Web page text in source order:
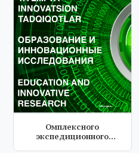
Омплексного
экспедиционного